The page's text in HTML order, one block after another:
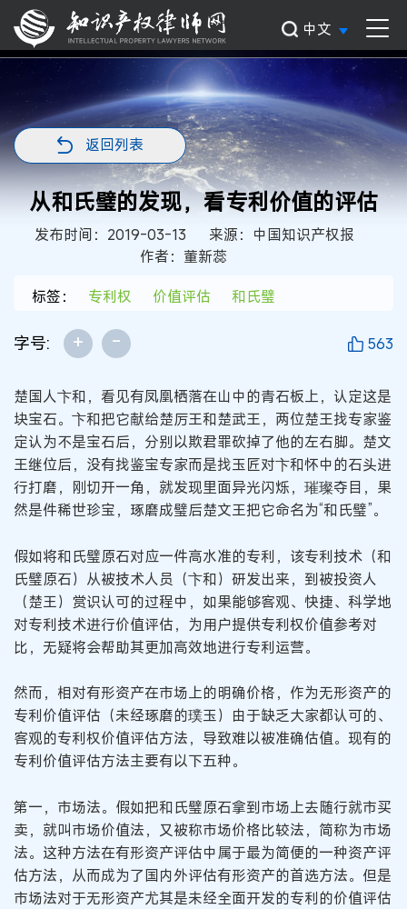
中文
返回列表
从和氏璧的发现，看专利价值的评估
发布时间：2019-03-13
来源：中国知识产权报
作者：董新蕊
标签：
专利权 价值评估 和氏璧
字号: + - 563
楚国人卞和，看见有凤凰栖落在山中的青石板上，认定这是
块宝石。卞和把它献给楚厉王和楚武王，两位楚王找专家鉴
定认为不是宝石后，分别以欺君罪砍掉了他的左右脚。楚文
王继位后，没有找鉴宝专家而是找玉匠对卞和怀中的石头进
行打磨，刚切开一角，就发现里面异光闪烁，璀璨夺目，果
然是件稀世珍宝，琢磨成璧后楚文王把它命名为“和氏璧”。
假如将和氏璧原石对应一件高水准的专利，该专利技术（和
氏璧原石）从被技术人员（卞和）研发出来，到被投资人
（楚王）赏识认可的过程中，如果能够客观、快捷、科学地
对专利技术进行价值评估，为用户提供专利权价值参考对
比，无疑将会帮助其更加高效地进行专利运营。
然而，相对有形资产在市场上的明确价格，作为无形资产的
专利价值评估（未经琢磨的璞玉）由于缺乏大家都认可的、
客观的专利权价值评估方法，导致难以被准确估值。现有的
专利价值评估方法主要有以下五种。
第一，市场法。假如把和氏璧原石拿到市场上去随行就市买
卖，就叫市场价值法，又被称市场价格比较法，简称为市场
法。这种方法在有形资产评估中属于最为简便的一种资产评
估方法，从而成为了国内外评估有形资产的首选方法。但是
市场法对于无形资产尤其是未经全面开发的专利的价值评估